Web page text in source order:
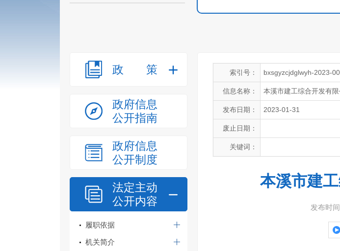
政策
政府信息
公开指南
政府信息
公开制度
法定主动
公开内容
履职依据
机关简介
索引号： bxsgyzcjdglwyh-2023-
信息名称： 本溪市建工综合开发有
发布日期： 2023-01-31
废止日期：
关键词：
本溪市建
发布时